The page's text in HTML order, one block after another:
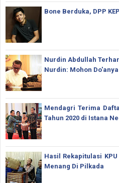
Bone Berduka, DPP
Nurdin Abdullah
Nurdin: Mohon Do'anya
Mendagri Terima
Tahun 2020 di Istana
Hasil Rekapitulasi
Menang Di Pilkada